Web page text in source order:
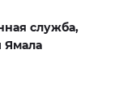
служба,
Ямала